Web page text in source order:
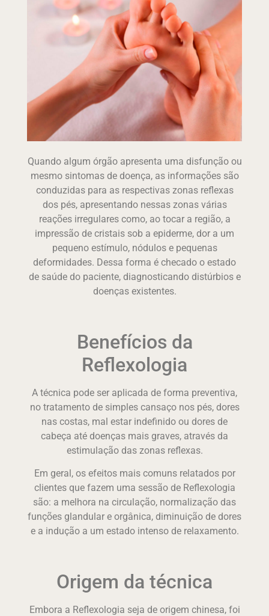
Quando algum órgão apresenta uma disfunção ou
mesmo sintomas de doença, as informações são
conduzidas para as respectivas zonas reflexas
dos pés, apresentando nessas zonas várias
reações irregulares como, ao tocar a região, a
impressão de cristais sob a epiderme, dor a um
pequeno estímulo, nódulos e pequenas
deformidades. Dessa forma é checado o estado
de saúde do paciente, diagnosticando distúrbios e
doenças existentes.
Benefícios da
Reflexologia
A técnica pode ser aplicada de forma preventiva,
no tratamento de simples cansaço nos pés, dores
nas costas, mal estar indefinido ou dores de
cabeça até doenças mais graves, através da
estimulação das zonas reflexas.
Em geral, os efeitos mais comuns relatados por
clientes que fazem uma sessão de Reflexologia
são: a melhora na circulação, normalização das
funções glandular e orgânica, diminuição de dores
e a indução a um estado intenso de relaxamento.
Origem da técnica
Embora a Reflexologia seja de origem chinesa, foi